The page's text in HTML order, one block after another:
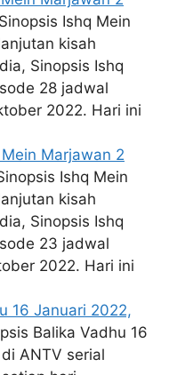
Sinopsis Ishq Mein
kisah
Sinopsis Ishq
28 jadwal
2022. Hari ini
Marjawan 2
Ishq Mein
kisah
Sinopsis Ishq
23 jadwal
2022. Hari ini
16 Januari 2022,
Balika Vadhu 16
ANTV serial